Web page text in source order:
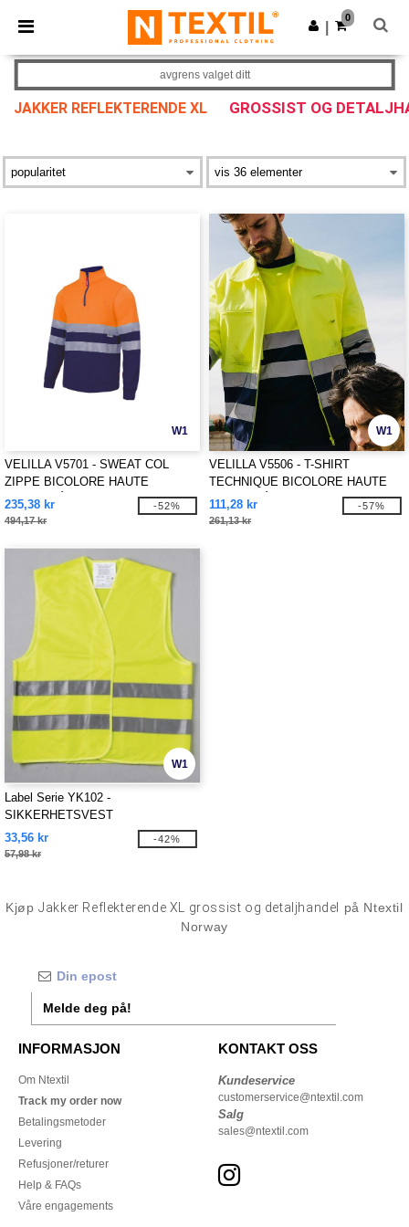
× Ntextil-app
Bedre priser i appen!
Last ned app
0
JAKKER REFLEKTERENDE XL GROSSIST OG
avgrens valget ditt
W1
VELILLA V5701 - SWEAT COL
ZIPPE BICOLORE HAUTE
VISIBILITÉ
235,38 kr
494,17 kr
-52%
W1
VELILLA V5506 - T-SHIRT
TECHNIQUE BICOLORE HAUTE
VISIBILITÉ
111,28 kr
261,13 kr
-57%
W1
Label Serie YK102 -
SIKKERHETSVEST
33,56 kr
57,98 kr
-42%
KjøpJakker Reflekterende XL grossist og detaljhandel
på Ntextil
Norway
Melde deg på!
INFORMASJON
Om Ntextil
Track my order now
Betalingsmetoder
Levering
Refusjoner/returer
Help & FAQs
Våre engagements
KONTAKT OSS
Kundeservice
customerservice@ntextil.com
Salg
sales@ntextil.com